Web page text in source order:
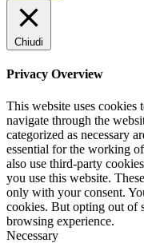
Chiudi
Privacy Overview
This website uses
navigate through the
categorized as necessary
essential for the working
also use third-party
you use this website.
only with your consent.
cookies. But opting out of
browsing experience.
Necessary